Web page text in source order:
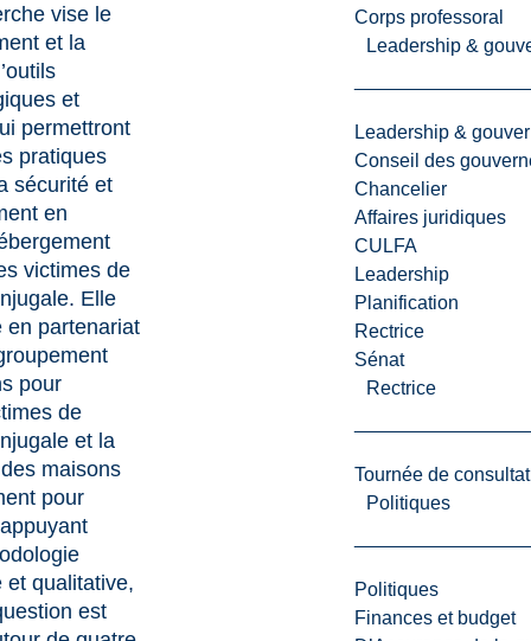
Corps professoral
Leadership &
Leadership &
Conseil des
Chancelier
Affaires juridiques
CULFA
Leadership
Planification
Rectrice
Sénat
Rectrice
Tournée de
Politiques
Politiques
Finances et budget
vise le
et la
et
permettront
pratiques
sécurité et
en
victimes de
Elle
en partenariat
pour
de
et la
maisons
pour
et qualitative,
est